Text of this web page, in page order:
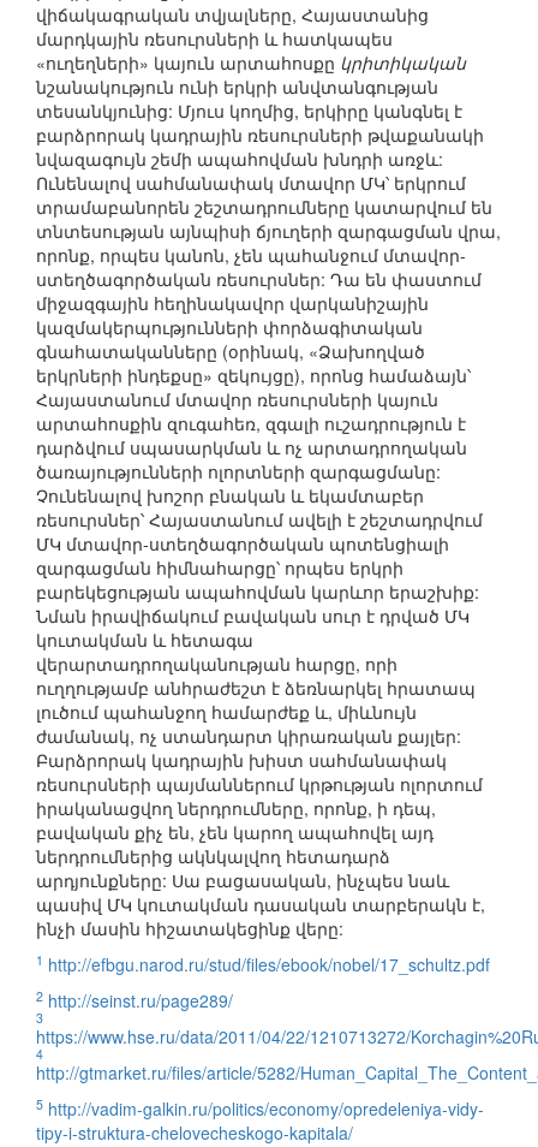
վիճակագրական տվյալները, Հայաստանից
մարդկային ռեսուրսների և հատկապես
«ուղեղների» կայուն արտահոսքը կրիտիկական
նշանակություն ունի երկրի անվտանգության
տեսանկյունից: Մյուս կողմից, երկիրը կանգնել է
բարձրորակ կադրային ռեսուրսների թվաքանակի
նվազագույն շեմի ապահովման խնդրի առջև:
Ունենալով սահմանափակ մտավոր ՄԿ՝ երկրում
տրամաբանորեն շեշտադրումները կատարվում են
տնտեսության այնպիսի ճյուղերի զարգացման վրա,
որոնք, որպես կանոն, չեն պահանջում մտավոր-
ստեղծագործական ռեսուրսներ: Դա են փաստում
միջազգային հեղինակավոր վարկանիշային
կազմակերպությունների փորձագիտական
գնահատականները (օրինակ, «Ձախողված
երկրների ինդեքսը» զեկույցը), որոնց համաձայն՝
Հայաստանում մտավոր ռեսուրսների կայուն
արտահոսքին զուգահեռ, զգալի ուշադրություն է
դարձվում սպասարկման և ոչ արտադրողական
ծառայությունների ոլորտների զարգացմանը:
Չունենալով խոշոր բնական և եկամտաբեր
ռեսուրսներ՝ Հայաստանում ավելի է շեշտադրվում
ՄԿ մտավոր-ստեղծագործական պոտենցիալի
զարգացման հիմնահարցը՝ որպես երկրի
բարեկեցության ապահովման կարևոր երաշխիք:
Նման իրավիճակում բավական սուր է դրված ՄԿ
կուտակման և հետագա
վերարտադրողականության հարցը, որի
ուղղությամբ անհրաժեշտ է ձեռնարկել հրատապ
լուծում պահանջող համարժեք և, միևնույն
ժամանակ, ոչ ստանդարտ կիրառական քայլեր:
Բարձրորակ կադրային խիստ սահմանափակ
ռեսուրսների պայմաններում կրթության ոլորտում
իրականացվող ներդրումները, որոնք, ի դեպ,
բավական քիչ են, չեն կարող ապահովել այդ
ներդրումներից ակնկալվող հետադարձ
արդյունքները: Սա բացասական, ինչպես նաև
պասիվ ՄԿ կուտակման դասական տարբերակն է,
ինչի մասին հիշատակեցինք վերը:
1 http://efbgu.narod.ru/stud/files/ebook/nobel/17_schultz.pdf
2 http://seinst.ru/page289/
3
https://www.hse.ru/data/2011/04/22/1210713272/
4
http://gtmarket.ru/files/article/5282/
5 http://vadim-galkin.ru/politics/economy/opredeleniya-vidy-
tipy-i-struktura-chelovecheskogo-kapitala/